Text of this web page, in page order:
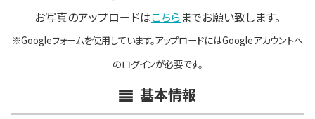
お写真のアップロードはこちらまでお願い致します。
※Googleフォームを使用しています。アップロードにはGoogleアカウントへ
のログインが必要です。
基本情報